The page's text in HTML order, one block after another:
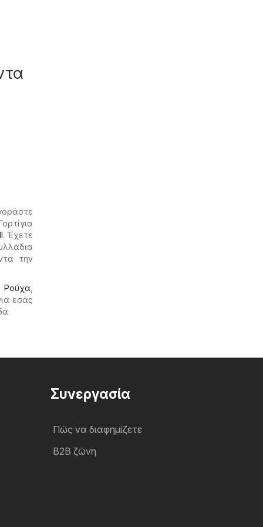
. Έχετε
την
Ρούχα
εσάς
Συνεργασία
Πώς να διαφημίζετε
B2B ζώνη